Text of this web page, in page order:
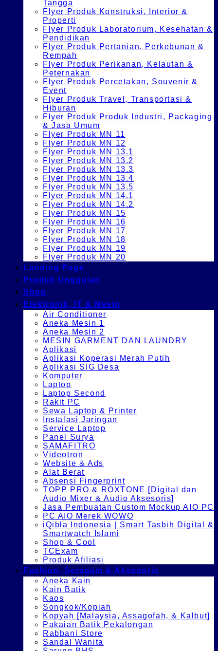
Tangga
Flyer Produk Konstruksi, Interior &
Properti
Flyer Produk Laboratorium, Kesehatan &
Pendidikan
Flyer Produk Pertanian, Perkebunan &
Rempah
Flyer Produk Perikanan, Kelautan &
Peternakan
Flyer Produk Percetakan, Souvenir &
Event
Flyer Produk Travel, Transportasi &
Hiburan
Flyer Produk Produk Industri, Packaging
& Jasa Umum
Flyer Produk MN 11
Flyer Produk MN 12
Flyer Produk MN 13.1
Flyer Produk MN 13.2
Flyer Produk MN 13.3
Flyer Produk MN 13.4
Flyer Produk MN 13.5
Flyer Produk MN 14.1
Flyer Produk MN 14.2
Flyer Produk MN 15
Flyer Produk MN 16
Flyer Produk MN 17
Flyer Produk MN 18
Flyer Produk MN 19
Flyer Produk MN 20
Landing Page
Produk Unggulan
Shop
Elektronik, IT & Mesin
Air Conditioner
Aneka Mesin 1
Aneka Mesin 2
MESIN GARMENT DAN LAUNDRY
Aplikasi
Aplikasi Koperasi Merah Putih
Aplikasi SIG Desa
Komputer
Laptop
Laptop Second
Rakit PC
Sewa Laptop & Printer
Instalasi Jaringan
Service Laptop
Panel Surya
SAMAFITRO
Videotron
Website & Ads
Alat Berat
Absensi Fingerprint
TOPP PRO & ROXTONE [Digital dan
Audio Mixer & Audio Aksesoris]
Jasa Pembuatan Custom Mockup AIO PC
PC AIO Merek WOWO
iQibla Indonesia | Smart Tasbih Digital &
Smartwatch Islami
Shop & Cool
TCExam
Produk Afiliasi
Fashion, Seragam & Aksesoris
Aneka Kain
Kain Batik
Kaos
Songkok/Kopiah
Kopyah [Malaysia, Assagofah, & Kalbut]
Pakaian Batik Pekalongan
Rabbani Store
Sandal Wanita